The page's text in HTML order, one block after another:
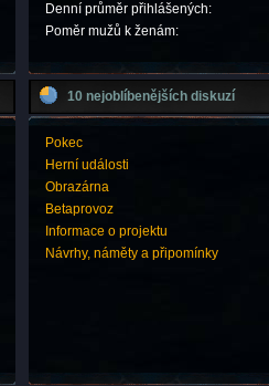
Denní průměr přihlášených:
Poměr mužů k ženám:
10 nejoblíbenějších diskuzí
Pokec
Herní události
Obrazárna
Betaprovoz
Informace o projektu
Návrhy, náměty a připomínky